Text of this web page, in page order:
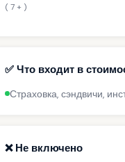
( 7 + )
✅ Что входит в
Страховка, сэндвичи,
❌ Не включено